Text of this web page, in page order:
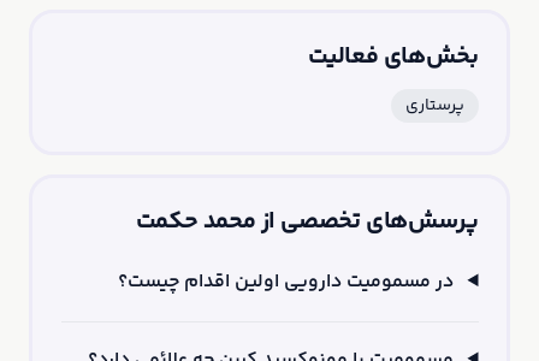
بخش‌های فعالیت
پرستاری
پرسش‌های تخصصی از محمد حکمت
در مسمومیت دارویی اولین اقدام چیست؟